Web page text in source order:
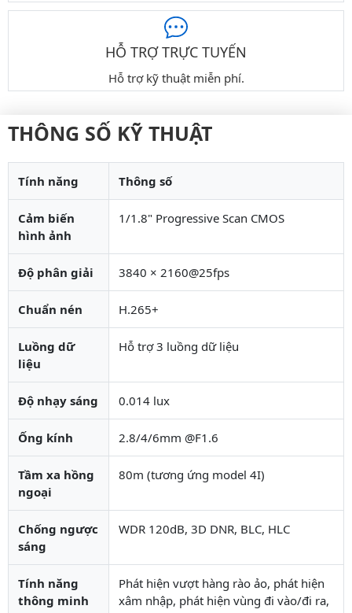
HỖ TRỢ TRỰC TUYẾN
Hỗ trợ kỹ thuật miễn phí.
THÔNG SỐ KỸ THUẬT
Tính năng Thông số
Cảm biến
hình ảnh
1/1.8" Progressive Scan CMOS
Độ phân giải 3840 × 2160@25fps
Chuẩn nén H.265+
Luồng dữ
liệu
Hỗ trợ 3 luồng dữ liệu
Độ nhạy sáng 0.014 lux
Ống kính 2.8/4/6mm @F1.6
Tầm xa hồng
ngoại
80m (tương ứng model 4I)
Chống ngược
sáng
WDR 120dB, 3D DNR, BLC, HLC
Tính năng
thông minh
Phát hiện vượt hàng rào ảo, phát hiện
xâm nhập, phát hiện vùng đi vào/đi ra,